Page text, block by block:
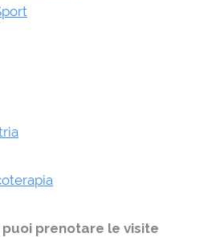
prenotare le visite